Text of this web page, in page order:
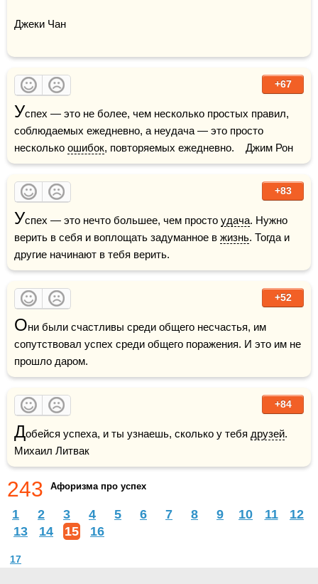
Джеки Чан
+67
Успех — это не более, чем несколько простых правил,
соблюдаемых ежедневно, а неудача — это просто
несколько ошибок, повторяемых ежедневно.    Джим Рон
+83
Успех — это нечто большее, чем просто удача. Нужно
верить в себя и воплощать задуманное в жизнь. Тогда и
другие начинают в тебя верить.
+52
Они были счастливы среди общего несчастья, им
сопутствовал успех среди общего поражения. И это им не
прошло даром.
+84
Добейся успеха, и ты узнаешь, сколько у тебя друзей.
Михаил Литвак
243 Афоризма про успех
1 2 3 4 5 6 7 8 9 10 11
12
13
14 15 16
17